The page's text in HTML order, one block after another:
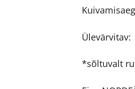
*sõltuvalt